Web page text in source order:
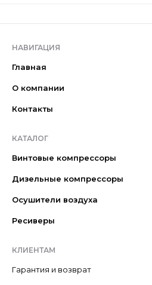
НАВИГАЦИЯ
Главная
О компании
Контакты
КАТАЛОГ
Винтовые компрессоры
Дизельные компрессоры
Осушители воздуха
Ресиверы
КЛИЕНТАМ
Гарантия и возврат